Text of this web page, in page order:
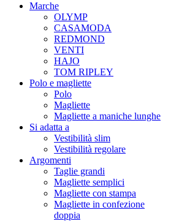
Marche
OLYMP
CASAMODA
REDMOND
VENTI
HAJO
TOM RIPLEY
Polo e magliette
Polo
Magliette
Magliette a maniche lunghe
Si adatta a
Vestibilità slim
Vestibilità regolare
Argomenti
Taglie grandi
Magliette semplici
Magliette con stampa
Magliette in confezione
doppia